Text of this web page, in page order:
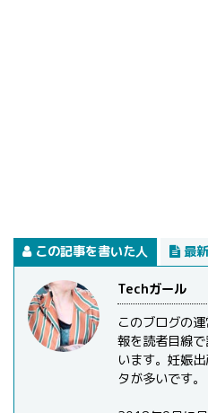
この記事を書いた人 最
Techガール
このブログの
報を読者目線
います。妊娠
タが多いです。